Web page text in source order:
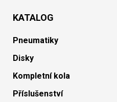
KATALOG
Pneumatiky
Disky
Kompletní kola
Příslušenství